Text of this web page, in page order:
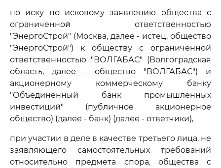
по иску по исковому заявлению общества с
ограниченной ответственностью
"ЭнергоСтрой" (Москва, далее - истец, общество
"ЭнергоСтрой") к обществу с ограниченной
ответственностью "ВОЛГАБАС" (Волгоградская
область, далее - общество "ВОЛГАБАС") и
акционерному коммерческому банку
"Объединенный банк промышленных
инвестиций" (публичное акционерное
общество) (далее - банк) (далее - ответчики),
при участии в деле в качестве третьего лица, не
заявляющего самостоятельных требований
относительно предмета спора, общества с